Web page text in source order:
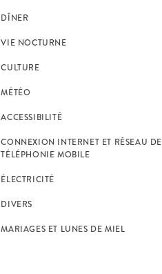
DÎNER
VIE NOCTURNE
CULTURE
MÉTÉO
ACCESSIBILITÉ
CONNEXION INTERNET ET RÉSEAU DE
TÉLÉPHONIE MOBILE
ÉLECTRICITÉ
DIVERS
MARIAGES ET LUNES DE MIEL